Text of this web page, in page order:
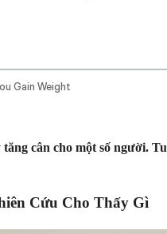
Gain Weight
cân cho một số người.
Cứu Cho Thấy Gì